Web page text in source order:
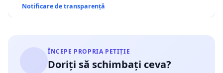
Notificare de transparență
ÎNCEPE PROPRIA PETIȚIE
Doriți să schimbați ceva?